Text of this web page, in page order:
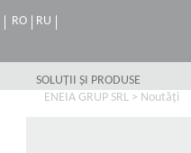
SOLUȚII ȘI PRODUSE
RO RU
ENEIA GRUP SRL > Noutăți